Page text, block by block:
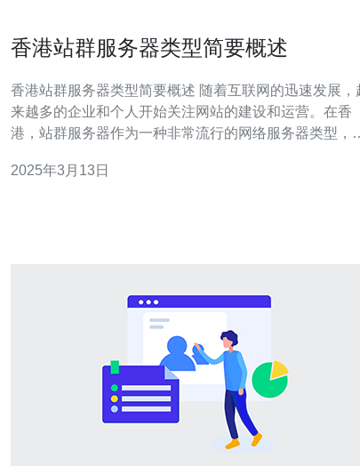
香港站群服务器类型简要概述
香港站群服务器类型简要概述 随着互联网的迅速发展，越
来越多的企业和个人开始关注网站的建设和运营。在香
港，站群服务器作为一种非常流行的网络服务器类型，
香港站群服务器的几种常见类型。 共享主机是最常见和经
2025年3月13日